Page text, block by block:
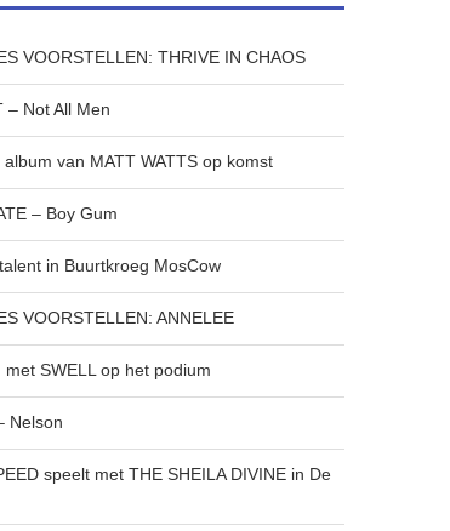
VOORSTELLEN: THRIVE IN CHAOS
– Not All Men
album van MATT WATTS op komst
– Boy Gum
in Buurtkroeg MosCow
VOORSTELLEN: ANNELEE
met SWELL op het podium
Nelson
speelt met THE SHEILA DIVINE in De